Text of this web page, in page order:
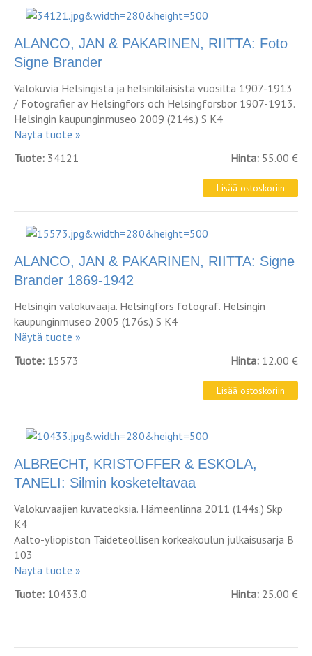
ALANCO, JAN & PAKARINEN, RIITTA: Foto
Signe Brander
Valokuvia Helsingistä ja helsinkiläisistä vuosilta 1907-1913
/ Fotografier av Helsingfors och Helsingforsbor 1907-1913.
Helsingin kaupunginmuseo 2009 (214s.) S K4
Näytä tuote »
Tuote: 34121 Hinta: 55.00 €
ALANCO, JAN & PAKARINEN, RIITTA: Signe
Brander 1869-1942
Helsingin valokuvaaja. Helsingfors fotograf. Helsingin
kaupunginmuseo 2005 (176s.) S K4
Näytä tuote »
Tuote: 15573 Hinta: 12.00 €
ALBRECHT, KRISTOFFER & ESKOLA,
TANELI: Silmin kosketeltavaa
Valokuvaajien kuvateoksia. Hämeenlinna 2011 (144s.) Skp
K4
Aalto-yliopiston Taideteollisen korkeakoulun julkaisusarja B
103
Näytä tuote »
Tuote: 10433.0 Hinta: 25.00 €